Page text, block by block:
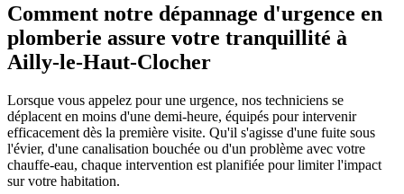
Comment notre dépannage d'urgence en
plomberie assure votre tranquillité à
Ailly-le-Haut-Clocher
Lorsque vous appelez pour une urgence, nos techniciens se
déplacent en moins d'une demi-heure, équipés pour intervenir
efficacement dès la première visite. Qu'il s'agisse d'une fuite sous
l'évier, d'une canalisation bouchée ou d'un problème avec votre
chauffe-eau, chaque intervention est planifiée pour limiter l'impact
sur votre habitation.